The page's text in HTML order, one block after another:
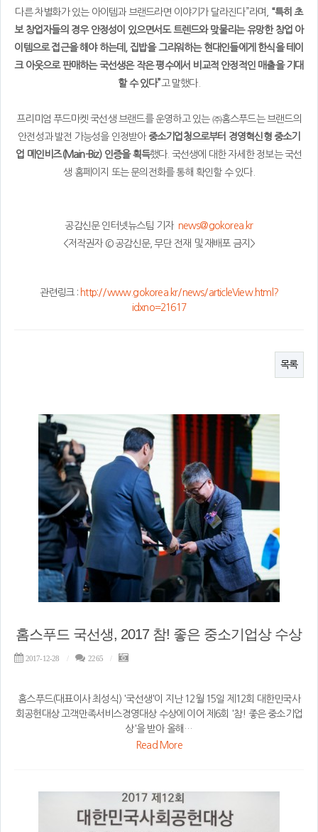
다른 차별화가 있는 아이템과 브랜드라면 이야기가 달라진다”라며,
“특히 초
보 창업자들의 경우 안정성이 있으면서도 트렌드와 맞물리는 유망한 창업 아
이템으로 접근을 해야 하는데, 집밥을 그리워하는 현대인들에게 한식을 테이
크 아웃으로 판매하는 국선생은 작은 평수에서 비교적 안정적인 매출을 기대
할 수 있다”고 말했다.
프리미엄 푸드마켓 국선생 브랜드를 운영하고 있는 ㈜홈스푸드는 브랜드의
안전성과 발전 가능성을 인정받아 중소기업청으로부터 경영혁신형 중소기
업 메인비즈(Main-Biz) 인증을 획득했다. 국선생에 대한 자세한 정보는 국선
생 홈페이지 또는 문의전화를 통해 확인할 수 있다.
공감신문 인터넷뉴스팀 기자 news@gokorea.kr
<저작권자 © 공감신문, 무단 전재 및 재배포 금지>
관련링크 : http://www.gokorea.kr/news/articleView.html?
idxno=21617
목록
홈스푸드 국선생, 2017 참! 좋은 중소기업상 수상
2017-12-28 2265
홈스푸드(대표이사 최성식) '국선생'이 지난 12월 15일 제12회 대한민국사
회공헌대상 고객만족서비스경영대상 수상에 이어 제6회 '참! 좋은 중소기업
상'을 받아 올해…
Read More